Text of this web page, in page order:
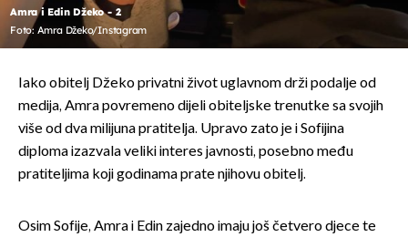
Amra i Edin Džeko - 2
Foto: Amra Džeko/Instagram
Iako obitelj Džeko privatni život uglavnom drži podalje od
medija, Amra povremeno dijeli obiteljske trenutke sa svojih
više od dva milijuna pratitelja. Upravo zato je i Sofijina
diploma izazvala veliki interes javnosti, posebno među
pratiteljima koji godinama prate njihovu obitelj.
Osim Sofije, Amra i Edin zajedno imaju još četvero djece te